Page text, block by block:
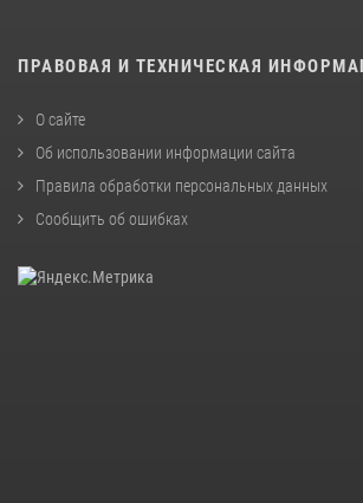
ПРАВОВАЯ И ТЕХНИЧЕСКАЯ
О сайте
Об использовании информации сайта
Правила обработки персональных данных
Сообщить об ошибках